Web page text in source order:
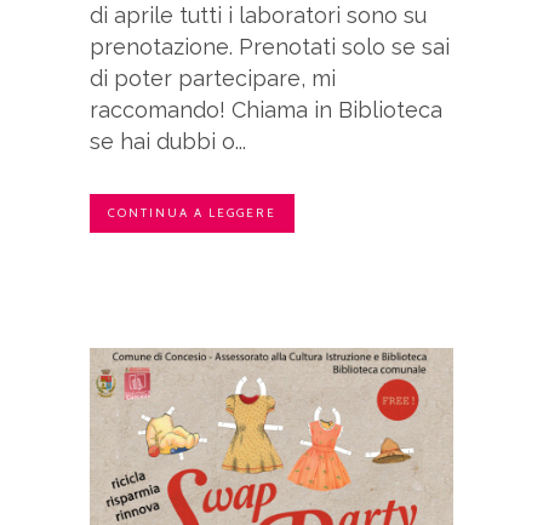
di aprile tutti i laboratori sono su
prenotazione. Prenotati solo se sai
di poter partecipare, mi
raccomando! Chiama in Biblioteca
se hai dubbi o...
CONTINUA A LEGGERE